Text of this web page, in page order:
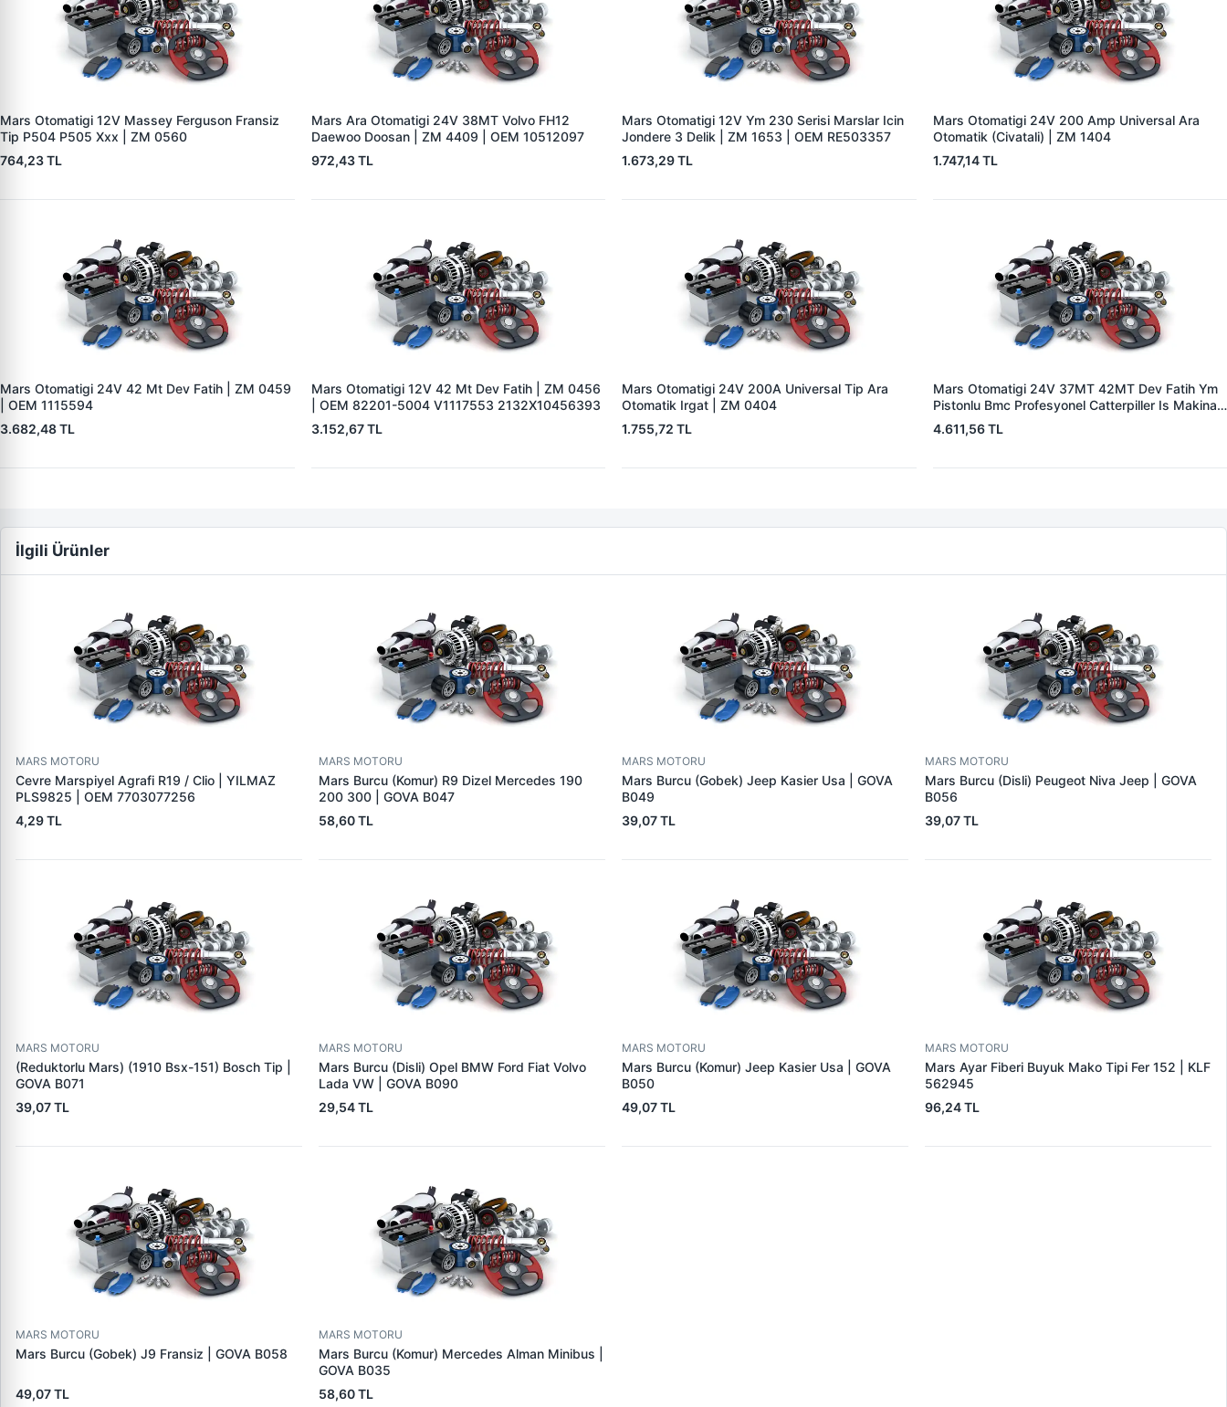
Mars Otomatigi 12V Massey Ferguson Fransiz
Tip P504 P505 Xxx | ZM 0560
764,23 TL
Mars Ara Otomatigi 24V 38MT Volvo FH12
Daewoo Doosan | ZM 4409 | OEM 10512097
972,43 TL
Mars Otomatigi 12V Ym 230 Serisi Marslar Icin
Jondere 3 Delik | ZM 1653 | OEM RE503357
1.673,29 TL
Mars Otomatigi 24V 200 Amp Universal Ara
Otomatik (Civatali) | ZM 1404
1.747,14 TL
Mars Otomatigi 24V 42 Mt Dev Fatih | ZM 0459
| OEM 1115594
3.682,48 TL
Mars Otomatigi 12V 42 Mt Dev Fatih | ZM 0456
| OEM 82201-5004 V1117553 2132X10456393
3.152,67 TL
Mars Otomatigi 24V 200A Universal Tip Ara
Otomatik Irgat | ZM 0404
1.755,72 TL
Mars Otomatigi 24V 37MT 42MT Dev Fatih Ym
Pistonlu Bmc Profesyonel Catterpiller Is Makinasi
| ZM 0361 | OEM 3604650RX 7T0258 7X1955
4.611,56 TL
İlgili Ürünler
MARS MOTORU
Cevre Marspiyel Agrafi R19 / Clio | YILMAZ
PLS9825 | OEM 7703077256
4,29 TL
MARS MOTORU
Mars Burcu (Komur) R9 Dizel Mercedes 190
200 300 | GOVA B047
58,60 TL
MARS MOTORU
Mars Burcu (Gobek) Jeep Kasier Usa | GOVA
B049
39,07 TL
MARS MOTORU
Mars Burcu (Disli) Peugeot Niva Jeep | GOVA
B056
39,07 TL
MARS MOTORU
(Reduktorlu Mars) (1910 Bsx-151) Bosch Tip |
GOVA B071
39,07 TL
MARS MOTORU
Mars Burcu (Disli) Opel BMW Ford Fiat Volvo
Lada VW | GOVA B090
29,54 TL
MARS MOTORU
Mars Burcu (Komur) Jeep Kasier Usa | GOVA
B050
49,07 TL
MARS MOTORU
Mars Ayar Fiberi Buyuk Mako Tipi Fer 152 | KLF
562945
96,24 TL
MARS MOTORU
Mars Burcu (Gobek) J9 Fransiz | GOVA B058
49,07 TL
MARS MOTORU
Mars Burcu (Komur) Mercedes Alman Minibus |
GOVA B035
58,60 TL